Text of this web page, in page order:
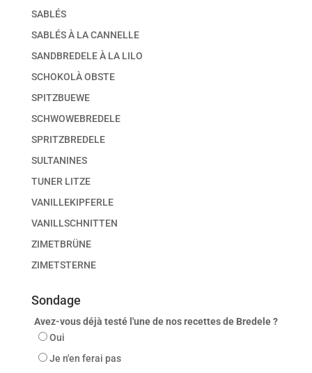
SABLÉS
SABLÉS À LA CANNELLE
SANDBREDELE À LA LILO
SCHOKOLÀ OBSTE
SPITZBUEWE
SCHWOWEBREDELE
SPRITZBREDELE
SULTANINES
TUNER LITZE
VANILLEKIPFERLE
VANILLSCHNITTEN
ZIMETBRÜNE
ZIMETSTERNE
Sondage
Avez-vous déjà testé l'une de nos recettes de Bredele ?
Oui
Je n'en ferai pas